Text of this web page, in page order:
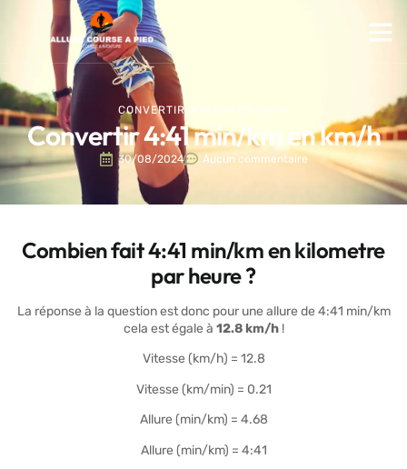
CONVERTIR MIN/KM EN KM/H
Convertir 4:41 min/km en km/h
30/08/2024 Aucun commentaire
Combien fait 4:41 min/km en kilometre
par heure ?
La réponse à la question est donc pour une allure de 4:41 min/km
cela est égale à 12.8 km/h!
Vitesse (km/h) = 12.8
Vitesse (km/min) = 0.21
Allure (min/km) = 4.68
Allure (min/km) = 4:41